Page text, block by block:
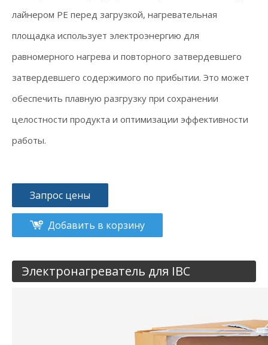
лайнером PE перед загрузкой, нагревательная
площадка использует электроэнергию для
равномерного нагрева и повторного затвердевшего
затвердевшего содержимого по прибытии. Это может
обеспечить плавную разгрузку при сохранении
целостности продукта и оптимизации эффективности
работы.
Запрос цены
Добавить в корзину
Электронагреватель для IBC